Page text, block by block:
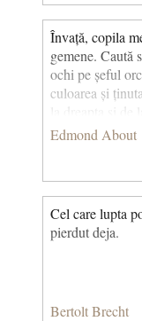
Învață, copila
gemene. Caută
ochi pe șeful
culoarea și
agilitate, cade
dansului și al
Edmond About
Cel care lupta
pierdut deja.
Bertolt Brecht